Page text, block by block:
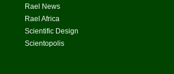
Rael News
Rael Africa
Scientific Design
Scientopolis